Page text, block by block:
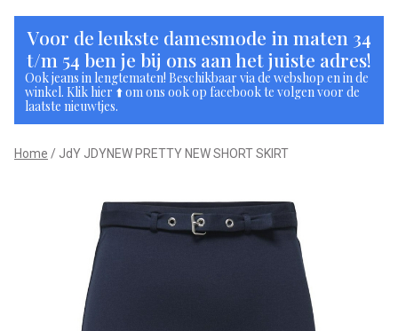
JdY
JDYNEW
PRETTY
NEW
SHORT
SKIRT
Klean
Voor de leukste damesmode in maten 34
t/m 54 ben je bij ons aan het juiste adres!
Ook jeans in lengtematen! Beschikbaar via de webshop en in de
winkel. Klik hier ⬆️ om ons ook op facebook te volgen voor de
laatste nieuwtjes.
Home JdY JDYNEW PRETTY NEW SHORT SKIRT